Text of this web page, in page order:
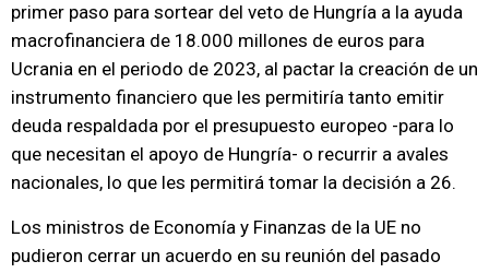
primer paso para sortear del veto de Hungría a la ayuda
macrofinanciera de 18.000 millones de euros para
Ucrania en el periodo de 2023, al pactar la creación de un
instrumento financiero que les permitiría tanto emitir
deuda respaldada por el presupuesto europeo -para lo
que necesitan el apoyo de Hungría- o recurrir a avales
nacionales, lo que les permitirá tomar la decisión a 26.
Los ministros de Economía y Finanzas de la UE no
pudieron cerrar un acuerdo en su reunión del pasado